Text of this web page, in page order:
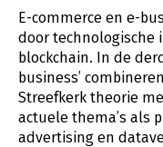
E-commerce en e-
door technologische
blockchain. In de
business’
Streefkerk theorie
actuele thema’s als
advertising en